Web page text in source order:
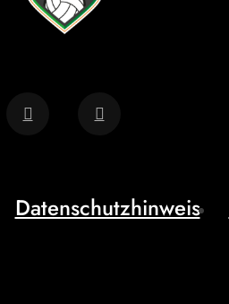
Datenschutzhinweis